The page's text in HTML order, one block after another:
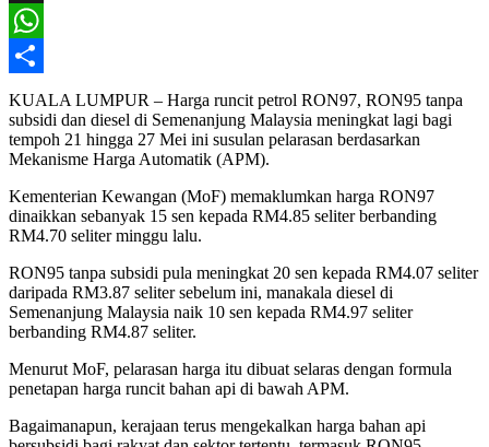
X
WhatsApp
Share
KUALA LUMPUR – Harga runcit petrol RON97, RON95 tanpa
subsidi dan diesel di Semenanjung Malaysia meningkat lagi bagi
tempoh 21 hingga 27 Mei ini susulan pelarasan berdasarkan
Mekanisme Harga Automatik (APM).
Kementerian Kewangan (MoF) memaklumkan harga RON97
dinaikkan sebanyak 15 sen kepada RM4.85 seliter berbanding
RM4.70 seliter minggu lalu.
RON95 tanpa subsidi pula meningkat 20 sen kepada RM4.07 seliter
daripada RM3.87 seliter sebelum ini, manakala diesel di
Semenanjung Malaysia naik 10 sen kepada RM4.97 seliter
berbanding RM4.87 seliter.
Menurut MoF, pelarasan harga itu dibuat selaras dengan formula
penetapan harga runcit bahan api di bawah APM.
Bagaimanapun, kerajaan terus mengekalkan harga bahan api